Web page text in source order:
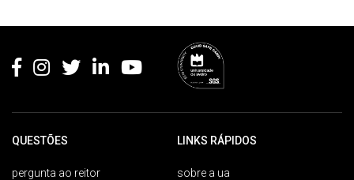
QUESTÕES
pergunta ao reitor
LINKS RÁPIDOS
sobre a ua